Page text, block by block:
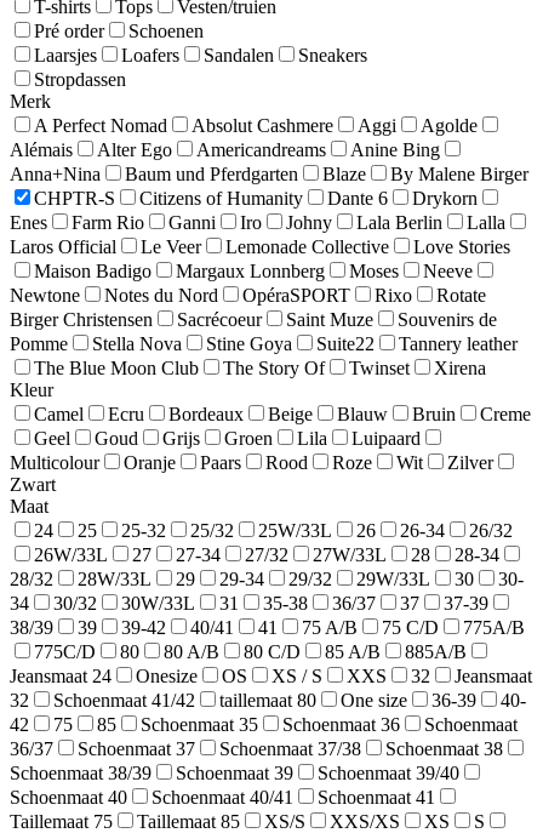
T-shirts Tops
Vesten/truien
Pré order
Schoenen
Laarsjes
Loafers Sandalen
Sneakers
Stropdassen
Merk
A Perfect Nomad
Absolut Cashmere Aggi
Agolde
Alémais
Alter Ego Americandreams
Anine Bing
Anna+Nina
Baum und Pferdgarten Blaze
By Malene Birger
CHPTR-S
Citizens of Humanity Dante 6
Drykorn
Enes
Farm Rio Ganni Iro Johny Lala Berlin
Lalla
Laros Official
Le Veer Lemonade Collective
Love Stories
Maison Badigo
Margaux Lonnberg Moses
Neeve
Newtone
Notes du Nord OpéraSPORT Rixo
Rotate
Birger Christensen
Sacrécoeur Saint Muze
Souvenirs de
Pomme
Stella Nova Stine Goya Suite22
Tannery leather
The Blue Moon Club
The Story Of Twinset
Xirena
Kleur
Camel
Ecru Bordeaux Beige Blauw Bruin
Creme
Geel
Goud Grijs Groen Lila
Luipaard
Multicolour
Oranje Paars Rood Roze Wit
Zilver
Zwart
Maat
24
25 25-32 25/32 25W/33L 26 26-34
26/32
26W/33L
27 27-34 27/32 27W/33L 28
28-34
28/32
28W/33L 29 29-34 29/32 29W/33L 30
30-
34
30/32 30W/33L 31 35-38 36/37 37
37-39
38/39
39 39-42 40/41 41 75 A/B 75 C/D
775A/B
775C/D
80 80 A/B 80 C/D 85 A/B
885A/B
Jeansmaat 24
Onesize OS XS / S XXS 32
Jeansmaat
32
Schoenmaat 41/42 taillemaat 80 One size 36-39
40-
42
75 85 Schoenmaat 35 Schoenmaat 36
Schoenmaat
36/37
Schoenmaat 37 Schoenmaat 37/38
Schoenmaat 38
Schoenmaat 38/39
Schoenmaat 39
Schoenmaat 39/40
Schoenmaat 40
Schoenmaat 40/41
Schoenmaat 41
Taillemaat 75
Taillemaat 85 XS/S XXS/XS XS
S